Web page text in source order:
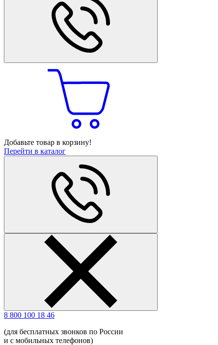
Добавьте товар в корзину!
Перейти в каталог
8 800 100 18 46
(для бесплатных звонков по России
и с мобильных телефонов)